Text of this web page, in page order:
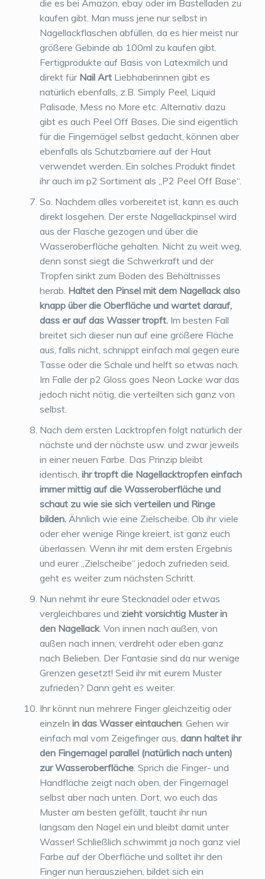
die es bei Amazon, ebay oder im Bastelladen zu
kaufen gibt. Man muss jene nur selbst in
Nagellackflaschen abfüllen, da es hier meist nur
größere Gebinde ab 100ml zu kaufen gibt.
Fertigprodukte auf Basis von Latexmilch und
direkt für Nail ArtLiebhaberinnen gibt es
natürlich ebenfalls, z.B. Simply Peel, Liquid
Palisade, Mess no More etc. Alternativ dazu
gibt es auch Peel Off Bases. Die sind eigentlich
für die Fingernägel selbst gedacht, können aber
ebenfalls als Schutzbarriere auf der Haut
verwendet werden. Ein solches Produkt findet
ihr auch im p2 Sortiment als „P2 Peel Off Base“.
So. Nachdem alles vorbereitet ist, kann es auch
direkt losgehen. Der erste Nagellackpinsel wird
aus der Flasche gezogen und über die
Wasseroberfläche gehalten. Nicht zu weit weg,
denn sonst siegt die Schwerkraft und der
Tropfen sinkt zum Boden des Behältnisses
herab. Haltet den Pinsel mit dem Nagellack also
knapp über die Oberfläche und wartet darauf,
dass er auf das Wasser tropft.Im besten Fall
breitet sich dieser nun auf eine größere Fläche
aus, falls nicht, schnippt einfach mal gegen eure
Tasse oder die Schale und helft so etwas nach.
Im Falle der p2 Gloss goes Neon Lacke war das
jedoch nicht nötig, die verteilten sich ganz von
selbst.
Nach dem ersten Lacktropfen folgt natürlich der
nächste und der nächste usw. und zwar jeweils
in einer neuen Farbe. Das Prinzip bleibt
identisch, ihr tropft die Nagellacktropfen einfach
immer mittig auf die Wasseroberfläche und
schaut zu wie sie sich verteilen und Ringe
bilden.Ähnlich wie eine Zielscheibe. Ob ihr viele
oder eher wenige Ringe kreiert, ist ganz euch
überlassen. Wenn ihr mit dem ersten Ergebnis
und eurer „Zielscheibe“ jedoch zufrieden seid,
geht es weiter zum nächsten Schritt.
Nun nehmt ihr eure Stecknadel oder etwas
vergleichbares und zieht vorsichtig Muster in
den Nagellack. Von innen nach außen, von
außen nach innen, verdreht oder eben ganz
nach Belieben. Der Fantasie sind da nur wenige
Grenzen gesetzt! Seid ihr mit eurem Muster
zufrieden? Dann geht es weiter.
Ihr könnt nun mehrere Finger gleichzeitig oder
einzeln in das Wasser eintauchen. Gehen wir
einfach mal vom Zeigefinger aus, dann haltet ihr
den Fingernagel parallel (natürlich nach unten)
zur Wasseroberfläche. Sprich die Finger- und
Handfläche zeigt nach oben, der Fingernagel
selbst aber nach unten. Dort, wo euch das
Muster am besten gefällt, taucht ihr nun
langsam den Nagel ein und bleibt damit unter
Wasser! Schließlich schwimmt ja noch ganz viel
Farbe auf der Oberfläche und solltet ihr den
Finger nun herausziehen, bildet sich ein